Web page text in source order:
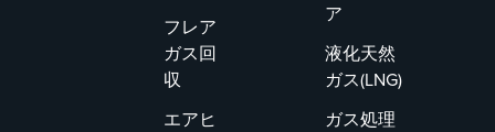
フレア
ガス回
収
エアヒ
ア
液化天然
ガス(LNG)
ガス処理